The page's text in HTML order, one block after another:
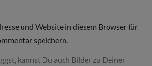
und Website in diesem Browser für
speichern.
kannst Du auch Bilder zu Deiner